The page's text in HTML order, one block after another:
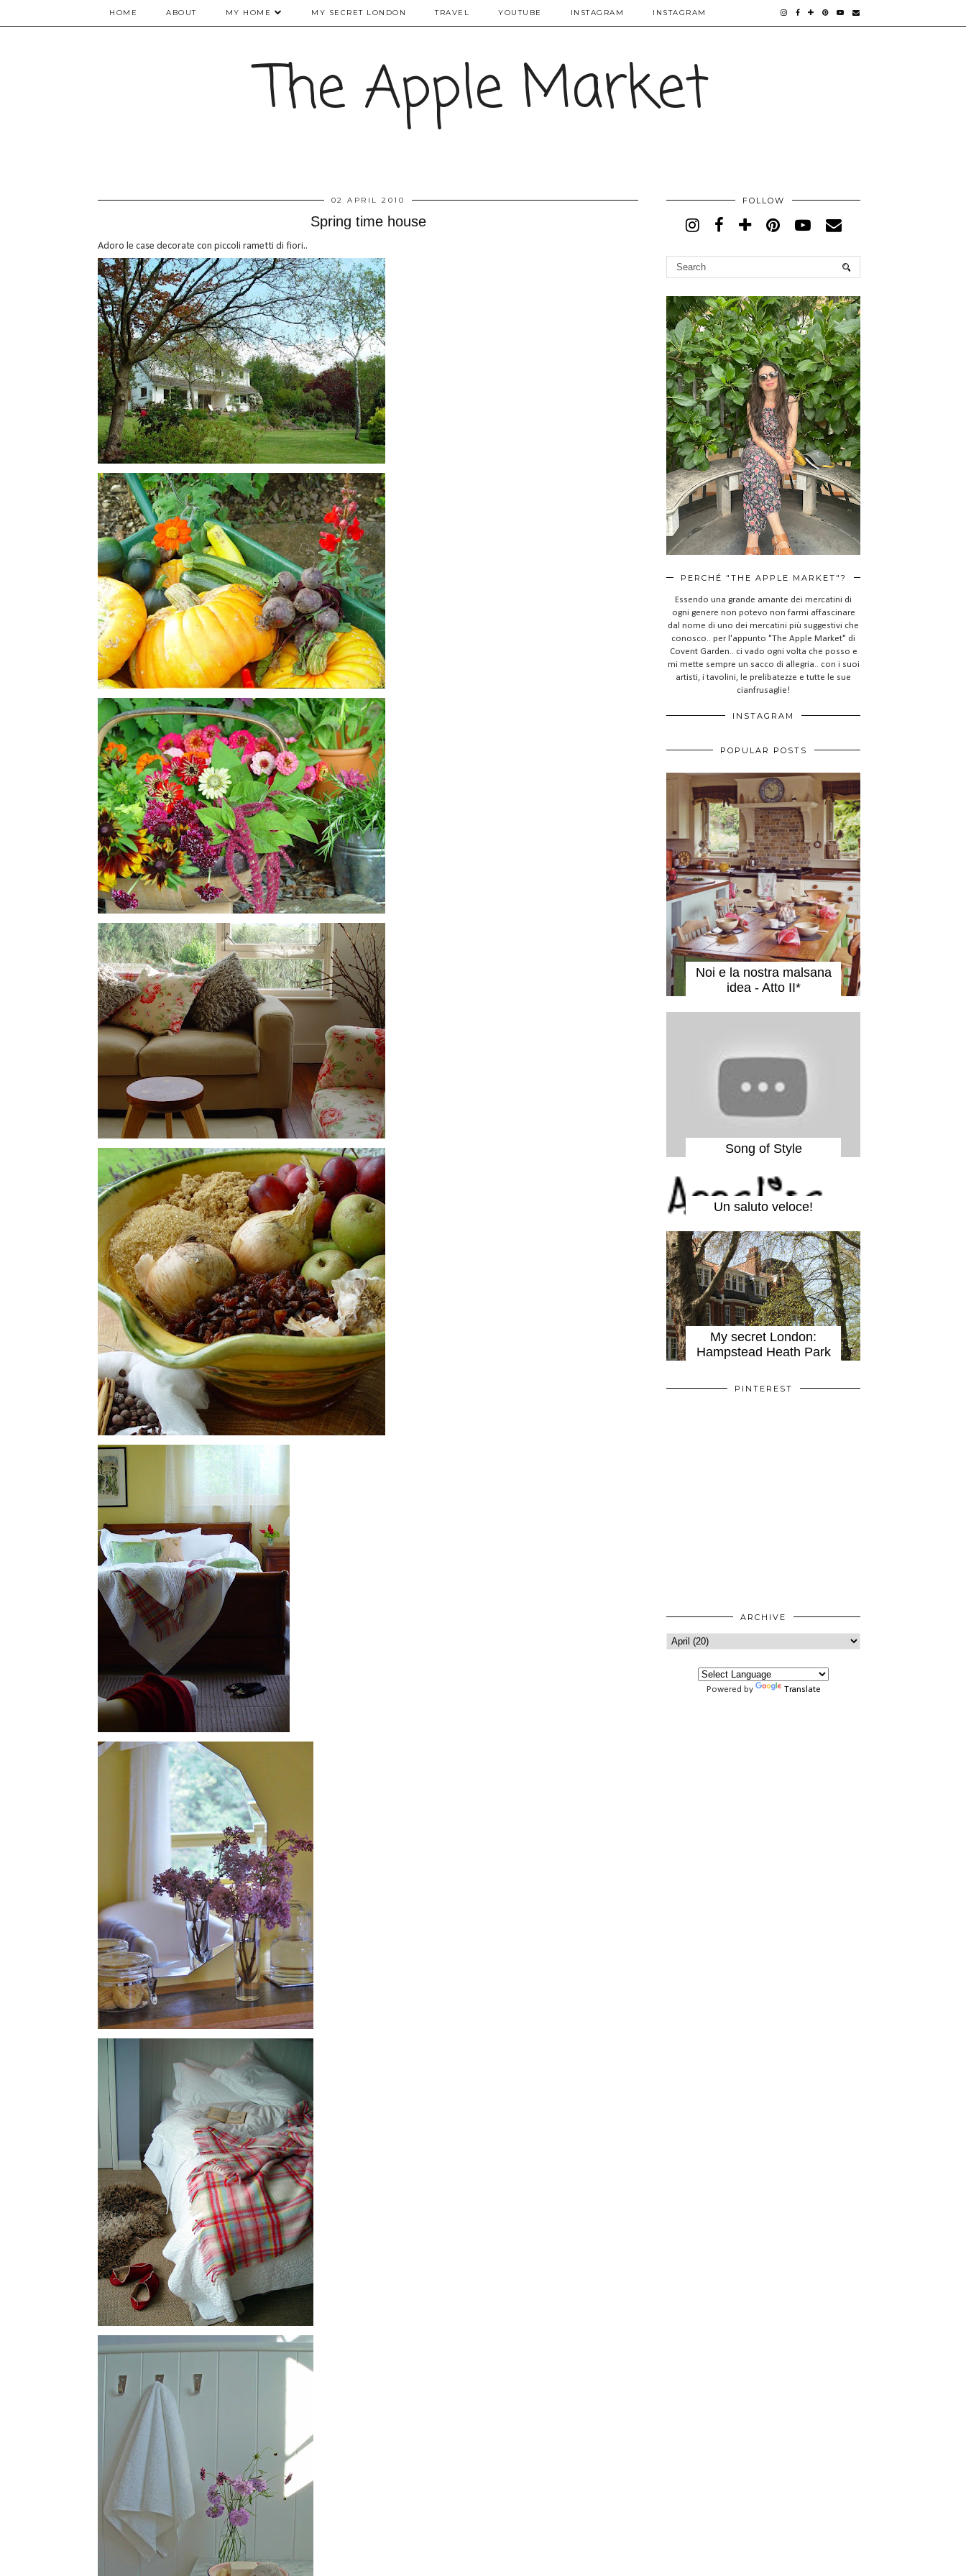
HOME ABOUT MY HOME MY SECRET LONDON TRAVEL YOUTUBE INSTAGRAM INSTAGRAM
The Apple Market
02 APRIL 2010
Spring time house
Adoro le case decorate con piccoli rametti di fiori..
FOLLOW
PERCHÉ "THE APPLE MARKET"?
Essendo una grande amante dei mercatini di
ogni genere non potevo non farmi affascinare
dal nome di uno dei mercatini più suggestivi che
conosco.. per l'appunto "The Apple Market" di
Covent Garden.. ci vado ogni volta che posso e
mi mette sempre un sacco di allegria.. con i suoi
artisti, i tavolini, le prelibatezze e tutte le sue
cianfrusaglie!
INSTAGRAM
POPULAR POSTS
Noi e la nostra malsana
idea - Atto II*
Song of Style
Un saluto veloce!
My secret London:
Hampstead Heath Park
PINTEREST
ARCHIVE
Powered by Translate